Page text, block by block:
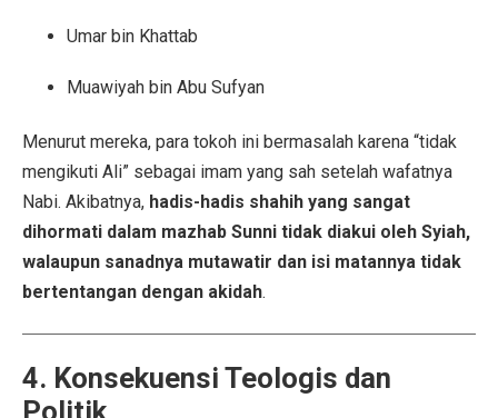
Umar bin Khattab
Muawiyah bin Abu Sufyan
Menurut mereka, para tokoh ini bermasalah karena “tidak
mengikuti Ali” sebagai imam yang sah setelah wafatnya
Nabi. Akibatnya, hadis-hadis shahih yang sangat
dihormati dalam mazhab Sunni tidak diakui oleh Syiah,
walaupun sanadnya mutawatir dan isi matannya tidak
bertentangan dengan akidah.
4. Konsekuensi Teologis dan
Politik